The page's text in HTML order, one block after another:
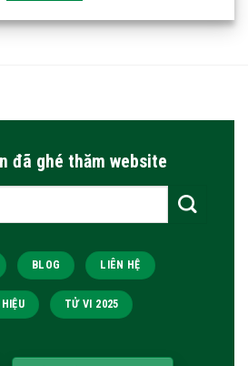
đã ghé thăm website
BLOG LIÊN HỆ
TỬ VI 2025